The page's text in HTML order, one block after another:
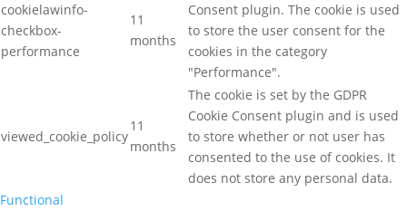
cookielawinfo-
checkbox-
performance
11
months
Consent plugin. The cookie is used
to store the user consent for the
cookies in the category
"Performance".
viewed_cookie_policy
11
months
The cookie is set by the GDPR
Cookie Consent plugin and is used
to store whether or not user has
consented to the use of cookies. It
does not store any personal data.
Functional